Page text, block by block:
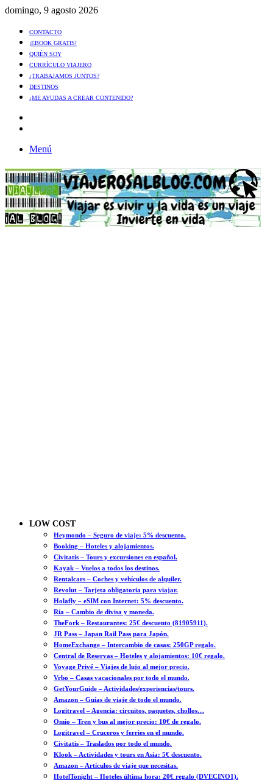
domingo, 9 agosto 2026
CONTACTO
¡EBOOK GRATIS!
QUIÉN SOY
CURRÍCULO VIAJERO
¿TRABAJAMOS JUNTOS?
DESTINOS
¿ME AYUDAS A CREAR CONTENIDO?
Menú
LOW COST
Heymondo – Seguro de viaje: 5% descuento.
Booking – Hoteles y alojamientos.
Civitatis – Tours y excursiones en español.
Kayak – Vuelos a todos los destinos.
Rentalcars – Coches y vehículos de alquiler.
Revolut – Tarjeta obligatoria para viajar.
Holafly – eSIM con Internet: 5% descuento.
Ria – Cambio de divisa y moneda.
TheFork – Restaurantes: 25€ descuento (81905911).
JR Pass – Japan Rail Pass para Japón.
HomeExchange – Intercambio de casas: 250GP regalo.
Central de Reservas – Hoteles y alojamientos: 10€ regalo.
Voyage Privé – Viajes de lujo al mejor precio.
Vrbo – Casas vacacionales por todo el mundo.
GetYourGuide – Actividades/experiencias/tours.
Amazon – Guías de viaje de todo el mundo.
Logitravel – Agencia: circuitos, paquetes, chollos…
Omio – Tren y bus al mejor precio: 10€ de regalo.
Logitravel – Cruceros y ferries en el mundo.
Civitatis – Traslados por todo el mundo.
Klook – Actividades y tours en Asia: 5€ descuento.
Amazon – Artículos de viaje que necesitas.
HotelTonight – Hoteles última hora: 20€ regalo (DVECINO1).